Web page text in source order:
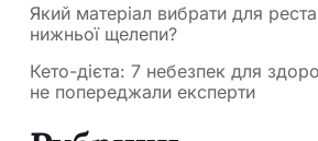
Який матеріал вибрати для
нижньої щелепи?
Кето-дієта: 7 небезпек для
не попереджали експерти